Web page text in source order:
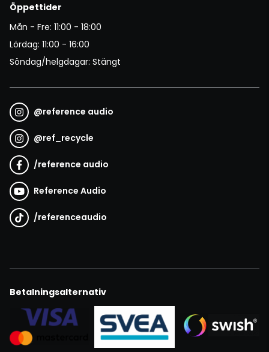
Öppettider
Mån - Fre: 11:00 - 18:00
Lördag: 11:00 - 16:00
Söndag/helgdagar: Stängt
@reference audio
@ref_recycle
/reference audio
Reference Audio
/referenceaudio
Betalningsalternativ